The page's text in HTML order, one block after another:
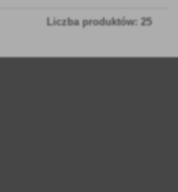
Liczba produktów: 25